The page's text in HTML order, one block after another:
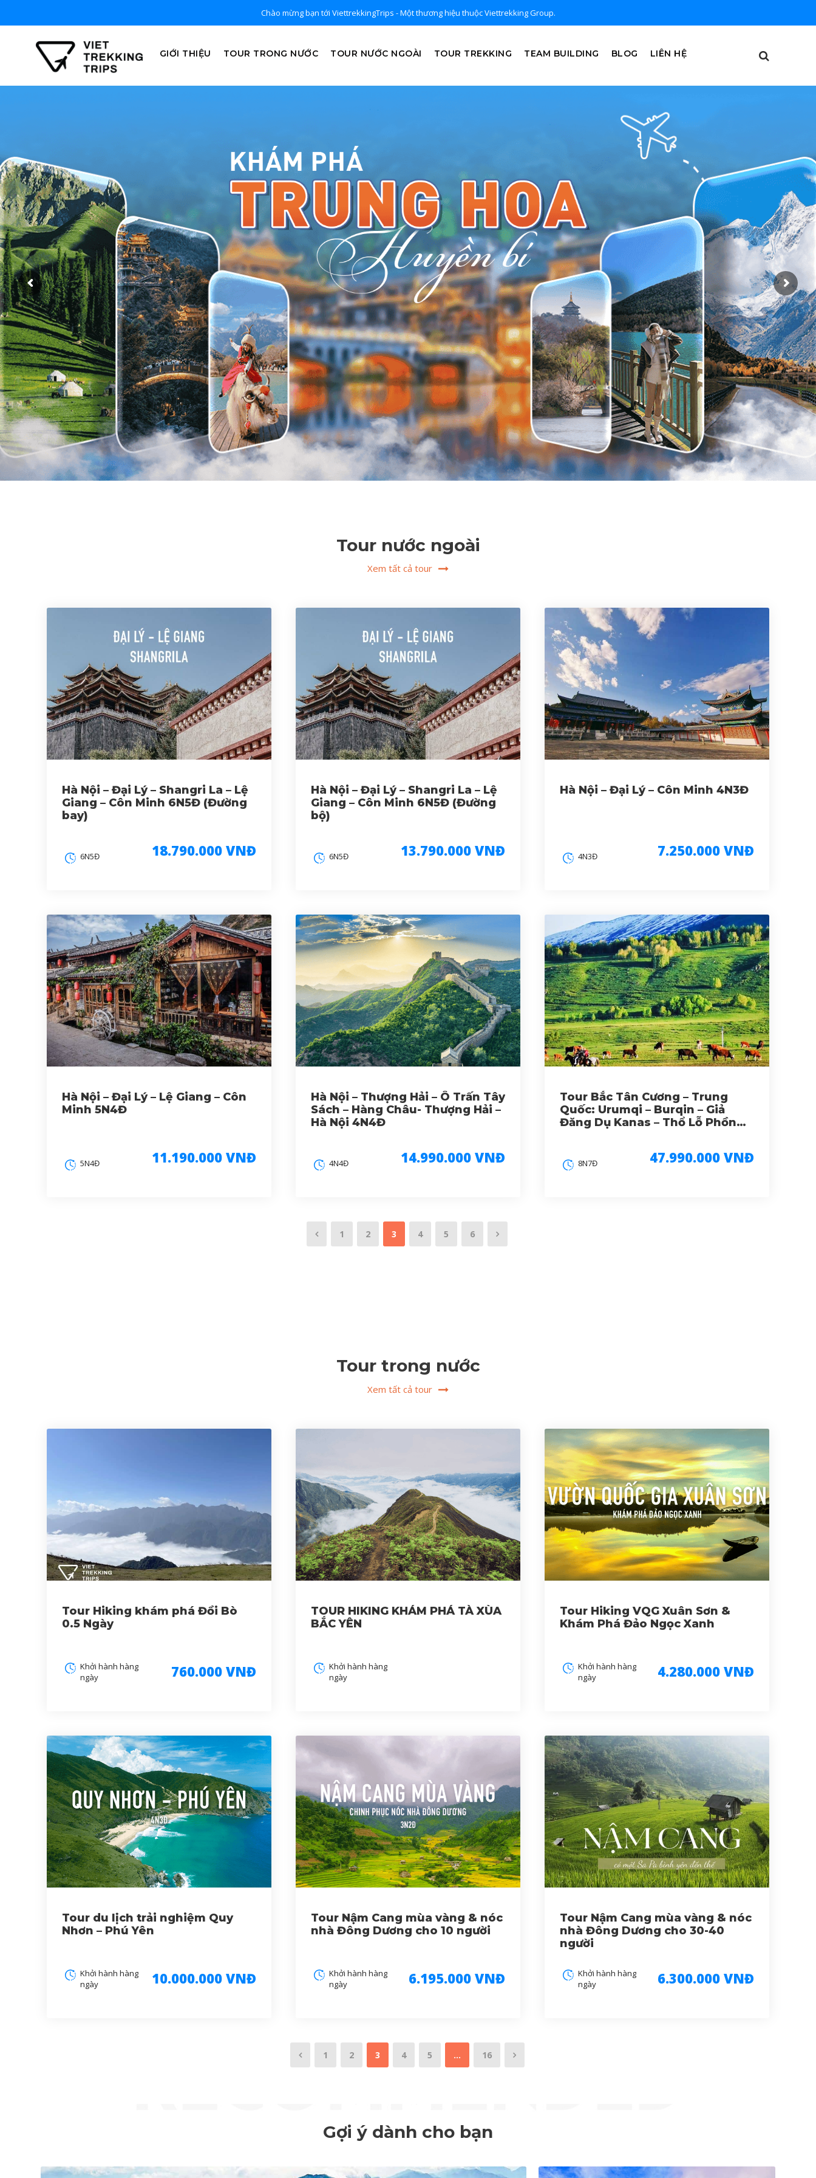
Chào mừng bạn tới ViettrekkingTrips - Một thương hiệu thuộc Viettrekking Group.
GIỚI THIỆU TOUR TRONG NƯỚC TOUR NƯỚC NGOÀI TOUR TREKKING TEAM BUILDING BLOG LIÊN HỆ
Tour nước ngoài
Xem tất cả tour
Hà Nội – Đại Lý – Shangri La – Lệ
Giang – Côn Minh 6N5Đ (Đường
bay)
18.790.000 VNĐ
6N5Đ
Hà Nội – Đại Lý – Shangri La – Lệ
Giang – Côn Minh 6N5Đ (Đường
bộ)
13.790.000 VNĐ
6N5Đ
Hà Nội – Đại Lý – Côn Minh 4N3Đ
7.250.000 VNĐ
4N3Đ
Hà Nội – Đại Lý – Lệ Giang – Côn
Minh 5N4Đ
11.190.000 VNĐ
5N4Đ
Hà Nội – Thượng Hải – Ô Trấn Tây
Sách – Hàng Châu- Thượng Hải –
Hà Nội 4N4Đ
14.990.000 VNĐ
4N4Đ
Tour Bắc Tân Cương – Trung
Quốc: Urumqi – Burqin – Giả
Đăng Dụ Kanas – Thổ Lỗ Phồn
47.990.000 VNĐ
8N7Đ
1 2 3 4 5 6
Tour trong nước
Xem tất cả tour
Tour Hiking khám phá Đồi Bò
0.5 Ngày
760.000 VNĐ
Khởi hành hàng
ngày
TOUR HIKING KHÁM PHÁ TÀ XÙA
BẮC YÊN
Khởi hành hàng
ngày
Tour Hiking VQG Xuân Sơn &
Khám Phá Đảo Ngọc Xanh
4.280.000 VNĐ
Khởi hành hàng
ngày
Tour du lịch trải nghiệm Quy
Nhơn – Phú Yên
10.000.000 VNĐ
Khởi hành hàng
ngày
Tour Nậm Cang mùa vàng & nóc
nhà Đông Dương cho 10 người
6.195.000 VNĐ
Khởi hành hàng
ngày
Tour Nậm Cang mùa vàng & nóc
nhà Đông Dương cho 30-40
người
6.300.000 VNĐ
Khởi hành hàng
ngày
1 2 3 4 5 … 16
Gợi ý dành cho bạn